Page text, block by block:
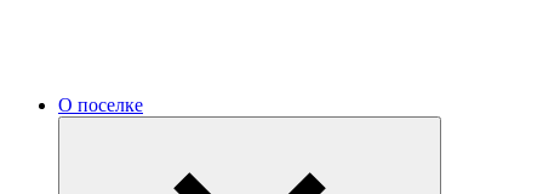
О поселке